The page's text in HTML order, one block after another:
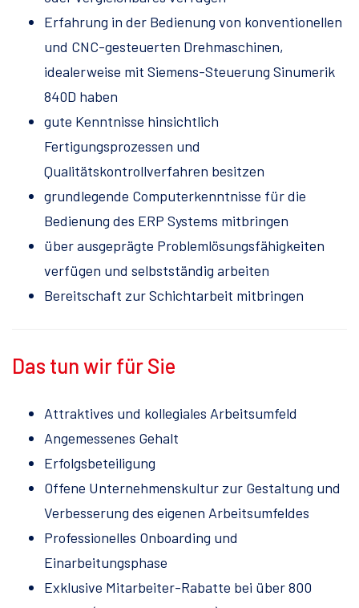
Erfahrung in der Bedienung von konventionellen
und CNC-gesteuerten Drehmaschinen,
idealerweise mit Siemens-Steuerung Sinumerik
840D haben
gute Kenntnisse hinsichtlich
Fertigungsprozessen und
Qualitätskontrollverfahren besitzen
grundlegende Computerkenntnisse für die
Bedienung des ERP Systems mitbringen
über ausgeprägte Problemlösungsfähigkeiten
verfügen und selbstständig arbeiten
Bereitschaft zur Schichtarbeit mitbringen
Das tun wir für Sie
Attraktives und kollegiales Arbeitsumfeld
Angemessenes Gehalt
Erfolgsbeteiligung
Offene Unternehmenskultur zur Gestaltung und
Verbesserung des eigenen Arbeitsumfeldes
Professionelles Onboarding und
Einarbeitungsphase
Exklusive Mitarbeiter-Rabatte bei über 800